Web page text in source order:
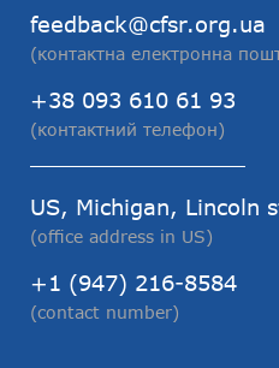
feedback@cfsr.org.ua
(контактна електронна
+38 093 610 61 93
(контактний телефон)
US, Michigan, Lincoln
(office address in US)
+1 (947) 216-8584
(contact number)